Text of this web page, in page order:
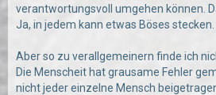
verantwortungsvoll umgehen können.
Ja, in jedem kann etwas Böses stecken.
Aber so zu verallgemeinern finde ich
Die Menscheit hat grausame Fehler
nicht jeder einzelne Mensch